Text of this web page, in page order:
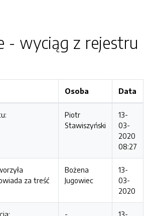
- wyciąg z rejestru
Osoba Data
Piotr
Stawiszyński
13-
03-
2020
08:27
za treść
Bożena
Jugowiec
13-
03-
2020
- 13-